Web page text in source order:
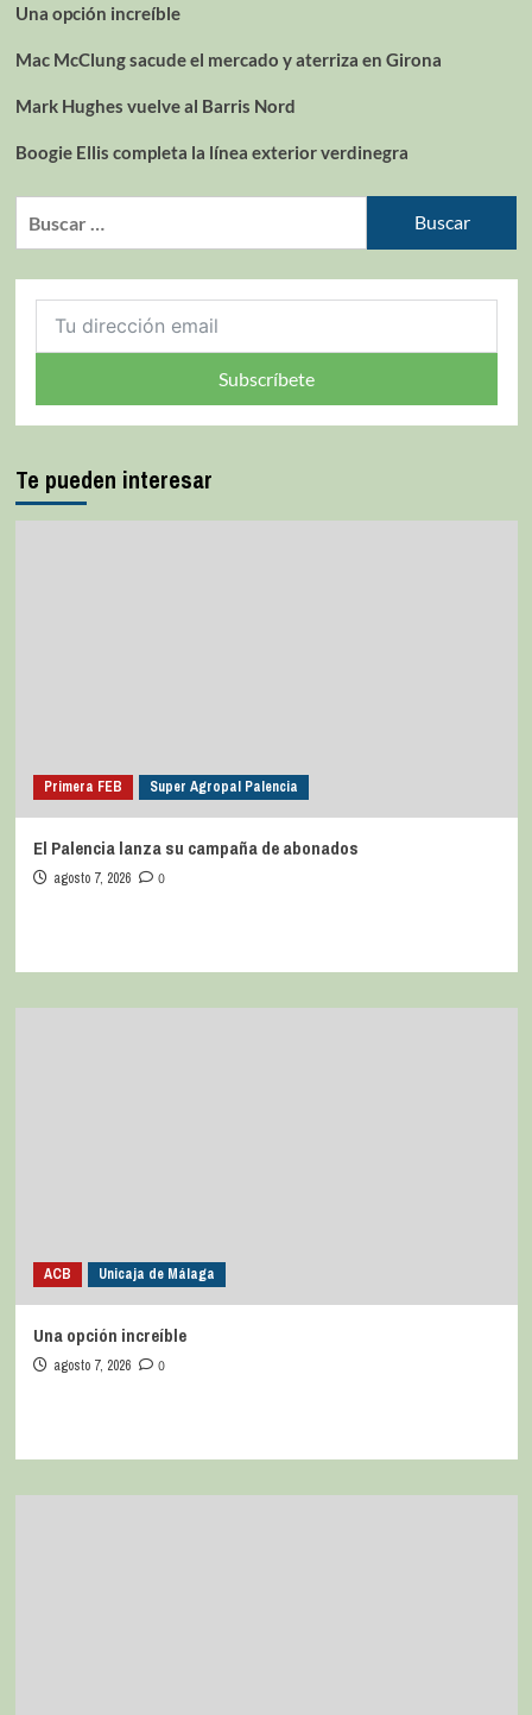
Una opción increíble
Mac McClung sacude el mercado y aterriza en Girona
Mark Hughes vuelve al Barris Nord
Boogie Ellis completa la línea exterior verdinegra
Subscríbete
Te pueden interesar
Primera FEB Super Agropal Palencia
El Palencia lanza su campaña de abonados
agosto 7, 2026 0
ACB Unicaja de Málaga
Una opción increíble
agosto 7, 2026 0